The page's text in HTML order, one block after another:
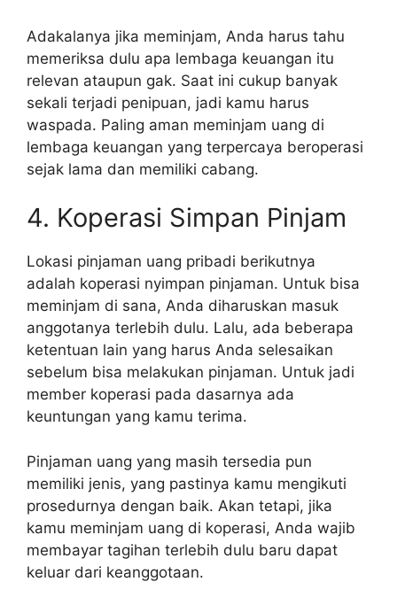
Adakalanya jika meminjam, Anda harus tahu
memeriksa dulu apa lembaga keuangan itu
relevan ataupun gak. Saat ini cukup banyak
sekali terjadi penipuan, jadi kamu harus
waspada. Paling aman meminjam uang di
lembaga keuangan yang terpercaya beroperasi
sejak lama dan memiliki cabang.
4. Koperasi Simpan Pinjam
Lokasi pinjaman uang pribadi berikutnya
adalah koperasi nyimpan pinjaman. Untuk bisa
meminjam di sana, Anda diharuskan masuk
anggotanya terlebih dulu. Lalu, ada beberapa
ketentuan lain yang harus Anda selesaikan
sebelum bisa melakukan pinjaman. Untuk jadi
member koperasi pada dasarnya ada
keuntungan yang kamu terima.
Pinjaman uang yang masih tersedia pun
memiliki jenis, yang pastinya kamu mengikuti
prosedurnya dengan baik. Akan tetapi, jika
kamu meminjam uang di koperasi, Anda wajib
membayar tagihan terlebih dulu baru dapat
keluar dari keanggotaan.